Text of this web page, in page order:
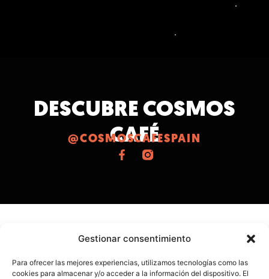
Gestionar consentimiento
Para ofrecer las mejores experiencias, utilizamos tecnologías como las
cookies para almacenar y/o acceder a la información del dispositivo. El
DESCUBRE COSMOS
CAFÉ
@COSMOSCAFESPAIN